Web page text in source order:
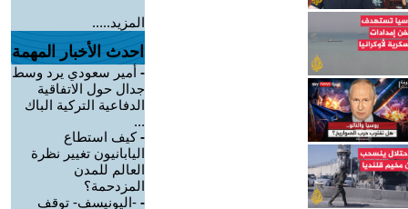
المزيد.....
احدث الأخبار المهمة
- أمير سعودي يرد وسط
جدال حول الاتفاقية
الدفاعية التركية الباك
...
-كيف استطاع
اليابانيون تغيير نظرة
العالم للمدن
المزدحمة؟
- -اليونيسف- توقف